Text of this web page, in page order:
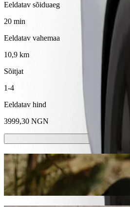
Eeldatav sõiduaeg
20 min
Eeldatav vahemaa
10,9 km
Sõitjat
1-4
Eeldatav hind
3999,30 NGN
Elektrilised tõuke- ja
Sõida linnas Kano elektritõukerattaste ja
Laadi alla Bolti rakendus